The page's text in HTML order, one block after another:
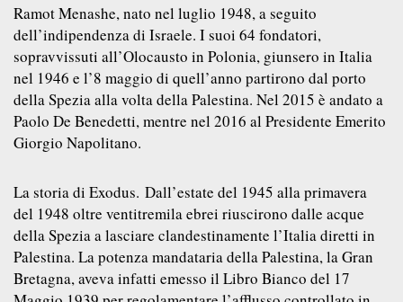
Ramot Menashe, nato nel luglio 1948, a seguito
dell’indipendenza di Israele. I suoi 64 fondatori,
sopravvissuti all’Olocausto in Polonia, giunsero in Italia
nel 1946 e l’8 maggio di quell’anno partirono dal porto
della Spezia alla volta della Palestina. Nel 2015 è andato a
Paolo De Benedetti, mentre nel 2016 al Presidente Emerito
Giorgio Napolitano.
La storia di Exodus. Dall’estate del 1945 alla primavera
del 1948 oltre ventitremila ebrei riuscirono dalle acque
della Spezia a lasciare clandestinamente l’Italia diretti in
Palestina. La potenza mandataria della Palestina, la Gran
Bretagna, aveva infatti emesso il Libro Bianco del 17